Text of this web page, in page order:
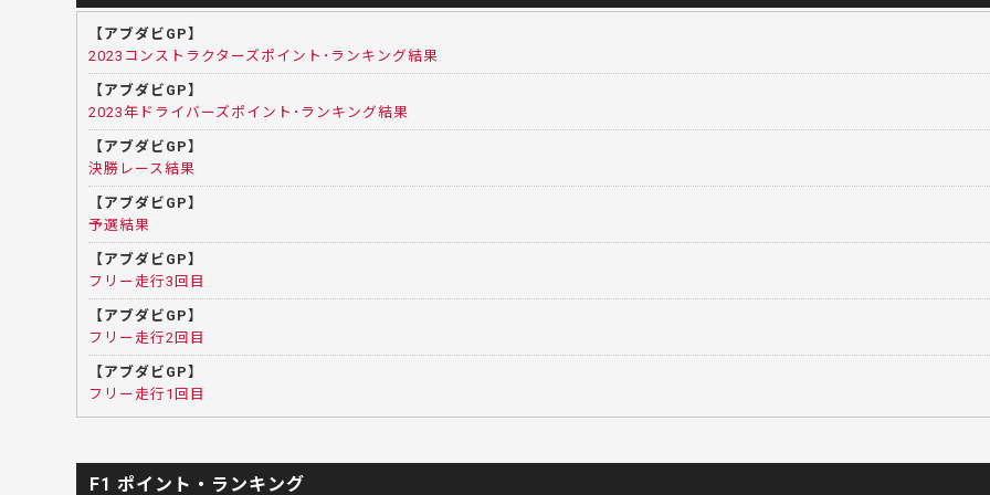
【アブダビGP】
2023コンストラクターズポイント･ランキング結果
【アブダビGP】
2023年ドライバーズポイント･ランキング結果
【アブダビGP】
決勝レース結果
【アブダビGP】
予選結果
【アブダビGP】
フリー走行3回目
【アブダビGP】
フリー走行2回目
【アブダビGP】
フリー走行1回目
F1 ポイント・ランキング